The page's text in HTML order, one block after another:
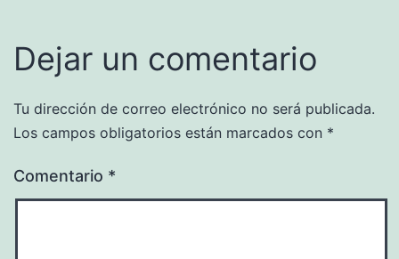
Dejar un comentario
Tu dirección de correo electrónico no será publicada.
Los campos obligatorios están marcados con *
Comentario *